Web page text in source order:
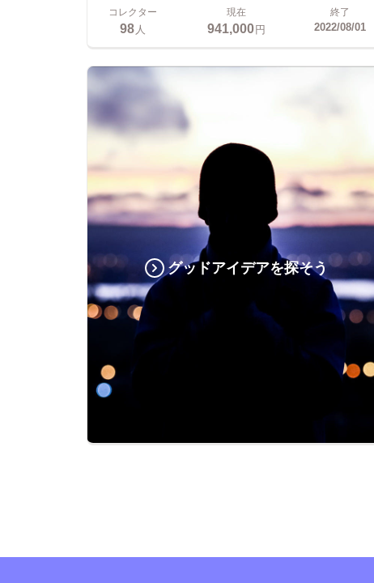
コレクター
98人
現在
941,000円
終了
2022/08/01
グッドアイデアを探そう